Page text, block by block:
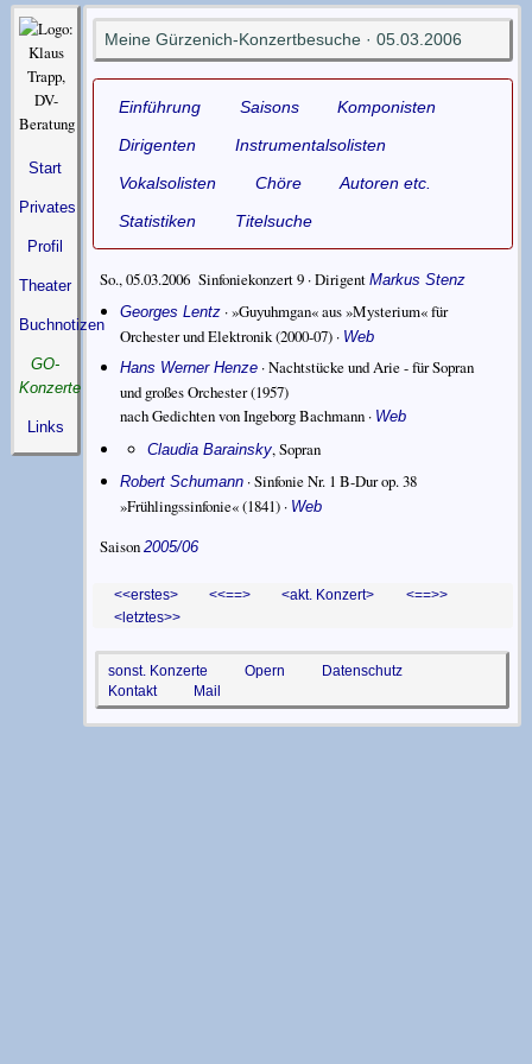
Start
Privates
Profil
Theater
Buchnotizen
GO-
Konzerte
Links
Meine Gürzenich-Konzertbesuche · 05.03.2006
Einführung Saisons
Komponisten
Dirigenten
Instrumentalsolisten
Vokalsolisten
Chöre
Autoren etc.
Statistiken
Titelsuche
So., 05.03.2006 Sinfoniekonzert 9 ·Dirigent Markus Stenz
Georges Lentz ·»Guyuhmgan« aus »Mysterium« für
Orchester und Elektronik(2000-07) · Web
Hans Werner Henze ·Nachtstücke und Arie - für Sopran
und großes Orchester(1957)
nach Gedichten von Ingeborg Bachmann · Web
Claudia Barainsky,Sopran
Robert Schumann ·Sinfonie Nr. 1 B-Dur op. 38
»Frühlingssinfonie«(1841) · Web
Saison2005/06
<erstes <== akt. Konzert
==>
letztes>
sonst. Konzerte Opern
Datenschutz
Kontakt
Mail